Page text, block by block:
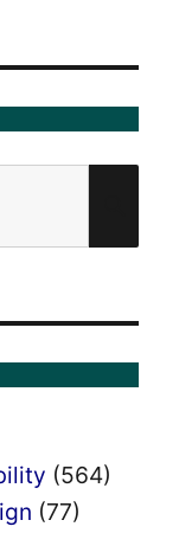
(564)
(77)